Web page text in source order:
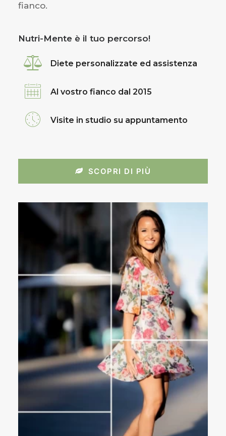
fianco.
Nutri-Mente è il tuo percorso!
Diete personalizzate ed assistenza
Al vostro fianco dal 2015
Visite in studio su appuntamento
SCOPRI DI PIÙ